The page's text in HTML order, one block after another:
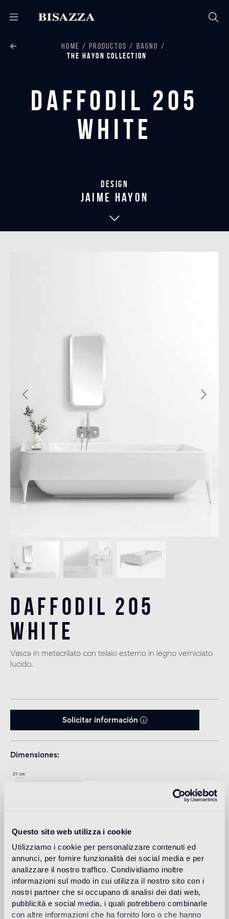
Questo sito web utilizza i cookie
Utilizziamo i cookie per personalizzare contenuti ed
annunci, per fornire funzionalità dei social media e per
analizzare il nostro traffico. Condividiamo inoltre
informazioni sul modo in cui utilizza il nostro sito con i
nostri partner che si occupano di analisi dei dati web,
pubblicità e social media, i quali potrebbero combinarle
con altre informazioni che ha fornito loro o che hanno
HOME PRODUCTOS
BAGNO
THE HAYON COLLECTION
Daffodil 205
White
Design
jaime hayon
Daffodil 205
White
Vasca in metacrilato con telaio esterno in legno verniciato
lucido.
Solicitar información
Dimensiones
Download